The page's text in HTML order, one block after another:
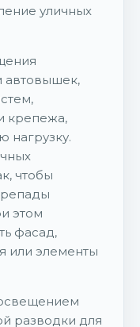
уличных
автовышек,
крепежа,
нагрузку.
чтобы
этом
фасад,
или элементы
разводки для